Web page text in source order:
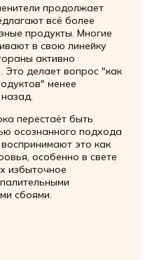
продолжает
всё более
продукты. Многие
в свою линейку
активно
Это делает вопрос "как
менее
перестаёт быть
осознанного подхода
это как
особенно в свете
избыточное
сбоями.